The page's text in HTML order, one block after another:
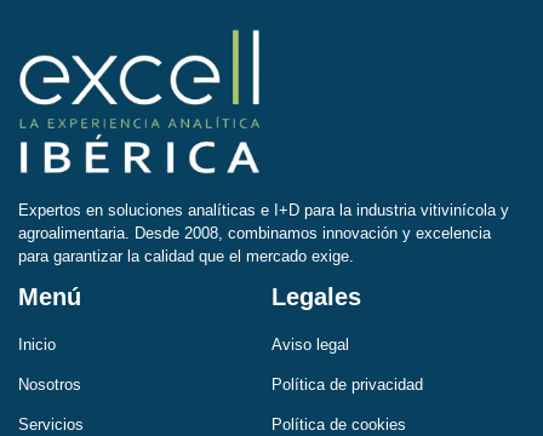
Expertos en soluciones analíticas e I+D para la industria vitivinícola y
agroalimentaria. Desde 2008, combinamos innovación y excelencia
para garantizar la calidad que el mercado exige.
Menú
Inicio
Nosotros
Servicios
Legales
Aviso legal
Política de privacidad
Política de cookies